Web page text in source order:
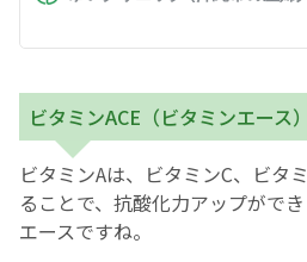
ビタミンACE（ビタミンエース）
ビタミンAは、ビタミンC、ビタ
ることで、抗酸化力アップがで
エースですね。